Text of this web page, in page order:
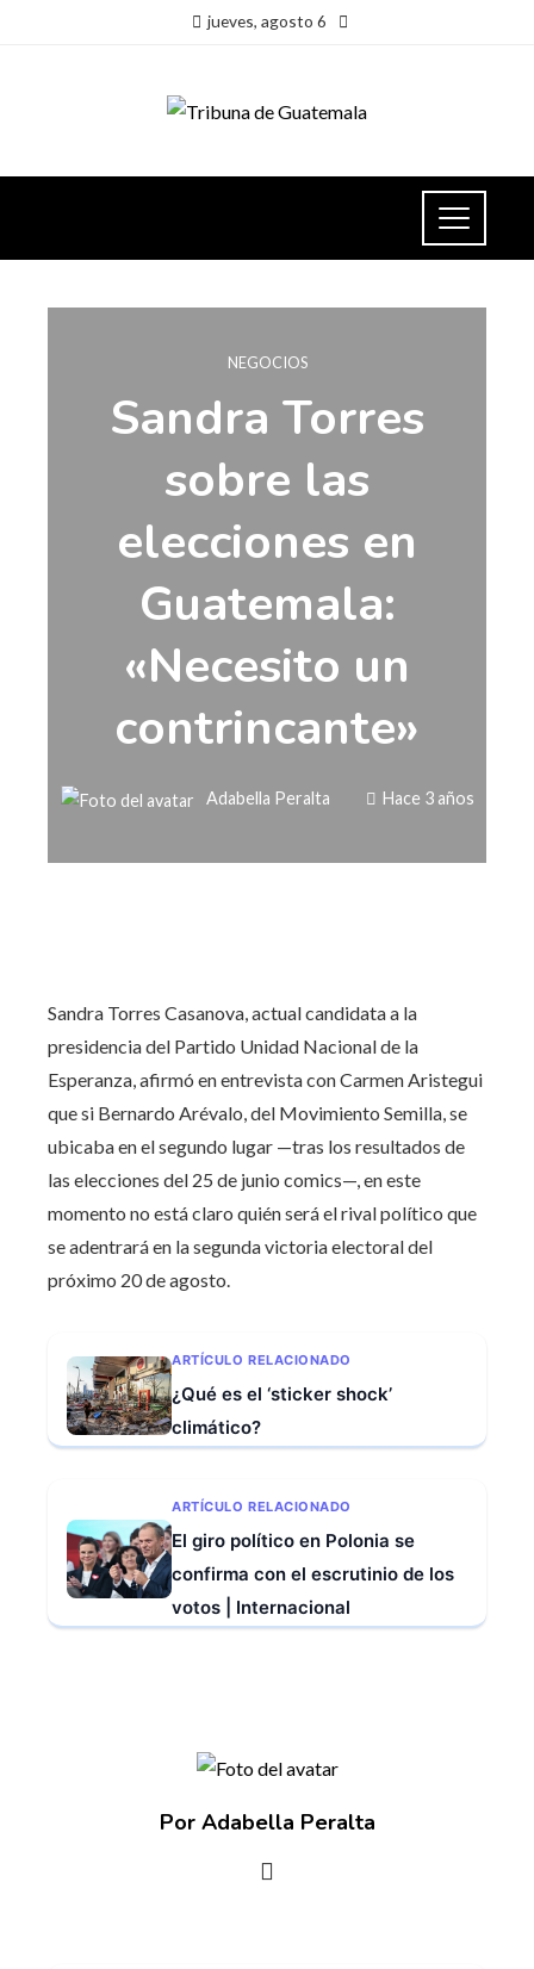
jueves, agosto 6
NEGOCIOS
Sandra Torres
sobre las
elecciones en
Guatemala:
«Necesito un
contrincante»
Adabella Peralta Hace 3 años
Sandra Torres Casanova, actual candidata a la
presidencia del Partido Unidad Nacional de la
Esperanza, afirmó en entrevista con Carmen Aristegui
que si Bernardo Arévalo, del Movimiento Semilla, se
ubicaba en el segundo lugar —tras los resultados de
las elecciones del 25 de junio comics—, en este
momento no está claro quién será el rival político que
se adentrará en la segunda victoria electoral del
próximo 20 de agosto.
ARTÍCULO RELACIONADO
¿Qué es el ‘sticker shock’
climático?
ARTÍCULO RELACIONADO
El giro político en Polonia se
confirma con el escrutinio de los
votos | Internacional
Por Adabella Peralta